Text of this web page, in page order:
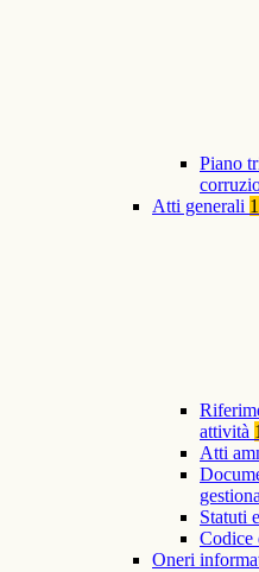
Piano
Atti generali
attività
Atti
Statuti
Codice
Oneri